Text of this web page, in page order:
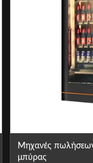
Μηχανές
μπύρας